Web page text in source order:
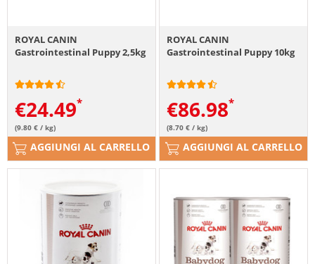
ROYAL CANIN
Gastrointestinal Puppy 2,5kg
€24.49
(9.80 € / kg)
AGGIUNGI AL CARRELLO
ROYAL CANIN
Gastrointestinal Puppy 10kg
€86.98
(8.70 € / kg)
AGGIUNGI AL CARRELLO